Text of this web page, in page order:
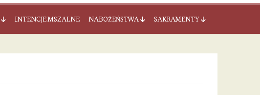
INTENCJE MSZALNE NABOŻEŃSTWA SAKRAMENTY